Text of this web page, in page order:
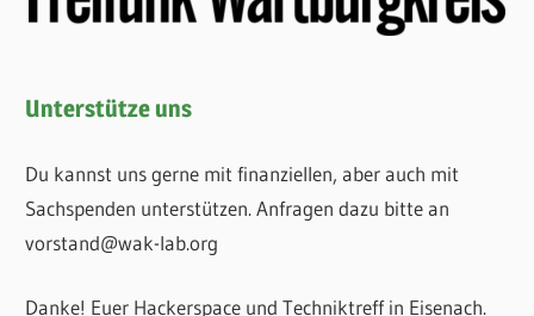
Unterstütze uns
Du kannst uns gerne mit finanziellen, aber auch mit
Sachspenden unterstützen. Anfragen dazu bitte an
vorstand@wak-lab.org
Danke! Euer Hackerspace und Techniktreff in Eisenach.